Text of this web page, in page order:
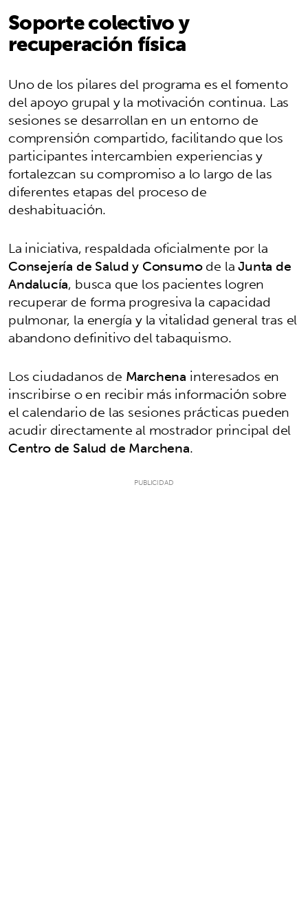
Soporte colectivo y
recuperación física
Uno de los pilares del programa es el fomento
del apoyo grupal y la motivación continua. Las
sesiones se desarrollan en un entorno de
comprensión compartido, facilitando que los
participantes intercambien experiencias y
fortalezcan su compromiso a lo largo de las
diferentes etapas del proceso de
deshabituación.
La iniciativa, respaldada oficialmente por la
Consejería de Salud y Consumode laJunta de
Andalucía, busca que los pacientes logren
recuperar de forma progresiva la capacidad
pulmonar, la energía y la vitalidad general tras el
abandono definitivo del tabaquismo.
Los ciudadanos de Marchena interesados en
inscribirse o en recibir más información sobre
el calendario de las sesiones prácticas pueden
acudir directamente al mostrador principal del
Centro de Salud de Marchena.